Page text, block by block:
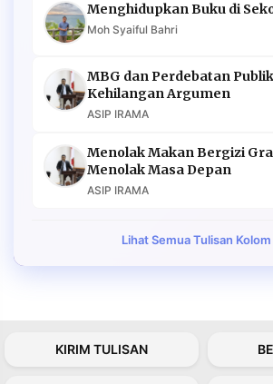
Menghidupkan Buku di
Moh Syaiful Bahri
MBG dan Perdebatan
Kehilangan Argumen
ASIP IRAMA
Menolak Makan Bergizi
Menolak Masa Depan
ASIP IRAMA
Lihat Semua Tulisan
KIRIM TULISAN